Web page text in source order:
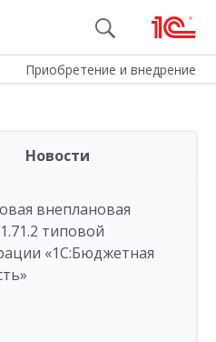
Приобретение и внедрение
Новости
внеплановая
типовой
«1C:Бюджетная